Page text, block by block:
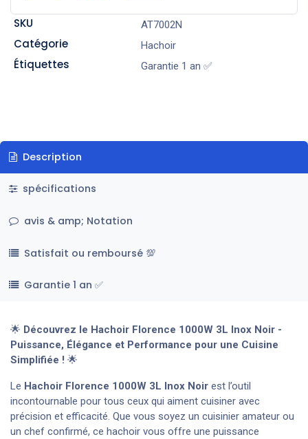
SKU AT7002N
Catégorie Hachoir
Étiquettes Garantie 1 an ✅
Description
spécifications
avis & amp; Notation
Satisfait ou remboursé 💯
Garantie 1 an ✅
🌟 Découvrez le Hachoir Florence 1000W 3L Inox Noir -
Puissance, Élégance et Performance pour une Cuisine
Simplifiée ! 🌟
Le Hachoir Florence 1000W 3L Inox Noir est l’outil
incontournable pour tous ceux qui aiment cuisiner avec
précision et efficacité. Que vous soyez un cuisinier amateur ou
un chef confirmé, ce hachoir vous offre une puissance